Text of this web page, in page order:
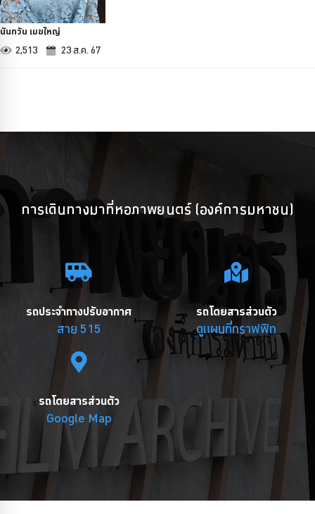
นันทวัน เมฆใหญ่
2,513 23 ส.ค. 67
การเดินทางมาที่หอภาพยนตร์ (องค์การมหาชน)
รถประจำทางปรับอากาศ
สาย 515
รถโดยสารส่วนตัว
ดูแผนที่กราฟฟิก
รถโดยสารส่วนตัว
Google Map